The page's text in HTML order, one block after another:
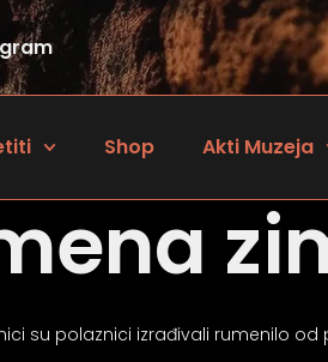
Shop Akti Muzeja
su polaznici izrađivali rumenilo